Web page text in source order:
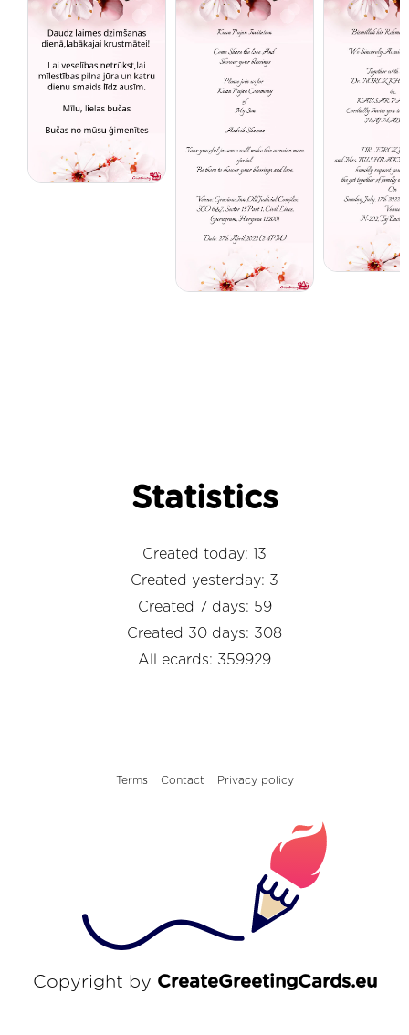
Statistics
Created today: 13
Created yesterday: 3
Created 7 days: 59
Created 30 days: 308
All ecards: 359929
Terms Contact Privacy policy
Copyright by CreateGreetingCards.eu